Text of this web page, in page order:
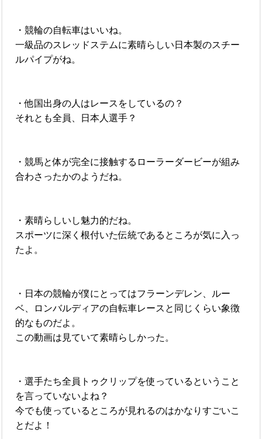
・競輪の自転車はいいね。
一級品のスレッドステムに素晴らしい日本製のスチー
ルパイプがね。
・他国出身の人はレースをしているの？
それとも全員、日本人選手？
・競馬と体が完全に接触するローラーダービーが組み
合わさったかのようだね。
・素晴らしいし魅力的だね。
スポーツに深く根付いた伝統であるところが気に入っ
たよ。
・日本の競輪が僕にとってはフラーンデレン、ルー
ベ、ロンバルディアの自転車レースと同じくらい象徴
的なものだよ。
この動画は見ていて素晴らしかった。
・選手たち全員トゥクリップを使っているということ
を言っていないよね？
今でも使っているところが見れるのはかなりすごいこ
とだよ！